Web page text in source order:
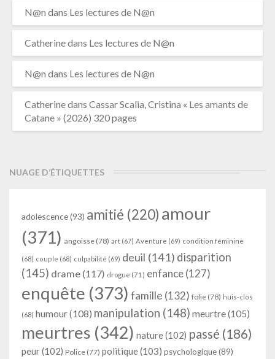
N@n dans Les lectures de N@n
Catherinedans Les lectures de N@n
N@n dans Les lectures de N@n
Catherinedans Cassar Scalia, Cristina « Les amants de
Catane » (2026) 320 pages
NUAGE D’ÉTIQUETTES
adolescence(93) amitié (220) amour
(371) angoisse (78) art (67) Aventure (69) condition féminine
(68) couple (68) culpabilité (69) deuil (141) disparition
(145) drame (117) drogue (71) enfance(127)
enquête (373) famille (132) folie (78) huis-clos
(68) humour(108) manipulation (148) meurtre(105)
meurtres (342) nature(102) passé (186)
peur(102) Police (77) politique(103) psychologique(89)